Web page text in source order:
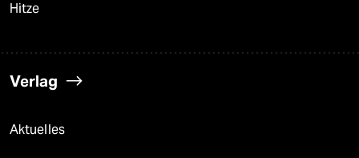
Hitze
Verlag
Aktuelles